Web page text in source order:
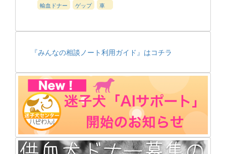
輸血ドナー
ゲップ 車
『みんなの相談ノート利用ガイド』はコチラ